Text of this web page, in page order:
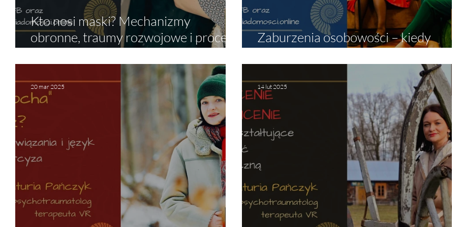
Kto nosi maski? Mechanizmy
obronne, traumy rozwojowe i proces
Zaburzenia osobowości – kiedy
20 mar 2025 14 lut 2025